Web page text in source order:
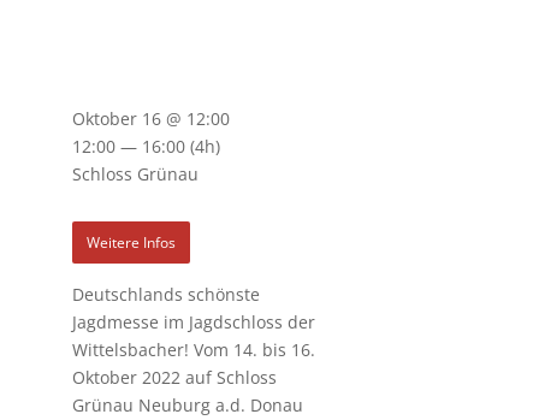
Deutschlands schönste
Jagdmesse im Jagdschloss der
Wittelsbacher! Vom 14. bis 16.
Oktober 2022 aufSchloss
Grünau Neuburg a.d. Donau
Oktober 16 @ 12:00
12:00 — 16:00 (4h)
Schloss Grünau
Weitere Infos